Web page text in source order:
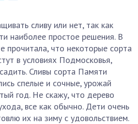
сливу или нет, так как
наиболее простое решения. В
прочитала, что некоторые сорта
в условиях Подмосковья,
Сливы сорта Памяти
спелые и сочные, урожай
год. Не скажу, что дерево
все как обычно. Дети очень
их на зиму с удовольствием.